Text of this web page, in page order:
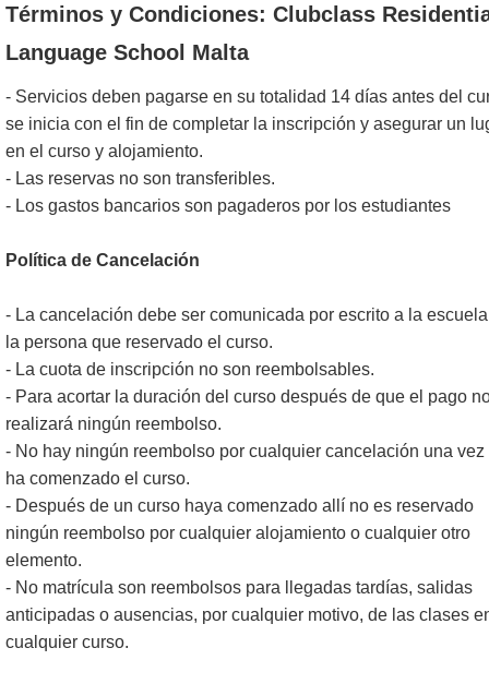
Términos y Condiciones: Clubclass
Language School Malta
- Servicios deben pagarse en su totalidad 14 días antes del
se inicia con el fin de completar la inscripción y asegurar un
en el curso y alojamiento.
- Las reservas no son transferibles.
- Los gastos bancarios son pagaderos por los estudiantes
Política de Cancelación
- La cancelación debe ser comunicada por escrito a la
la persona que reservado el curso.
- La cuota de inscripción no son reembolsables.
- Para acortar la duración del curso después de que el pago
realizará ningún reembolso.
- No hay ningún reembolso por cualquier cancelación una vez
ha comenzado el curso.
- Después de un curso haya comenzado allí no es reservado
ningún reembolso por cualquier alojamiento o cualquier otro
elemento.
- No matrícula son reembolsos para llegadas tardías, salidas
anticipadas o ausencias, por cualquier motivo, de las clases
cualquier curso.